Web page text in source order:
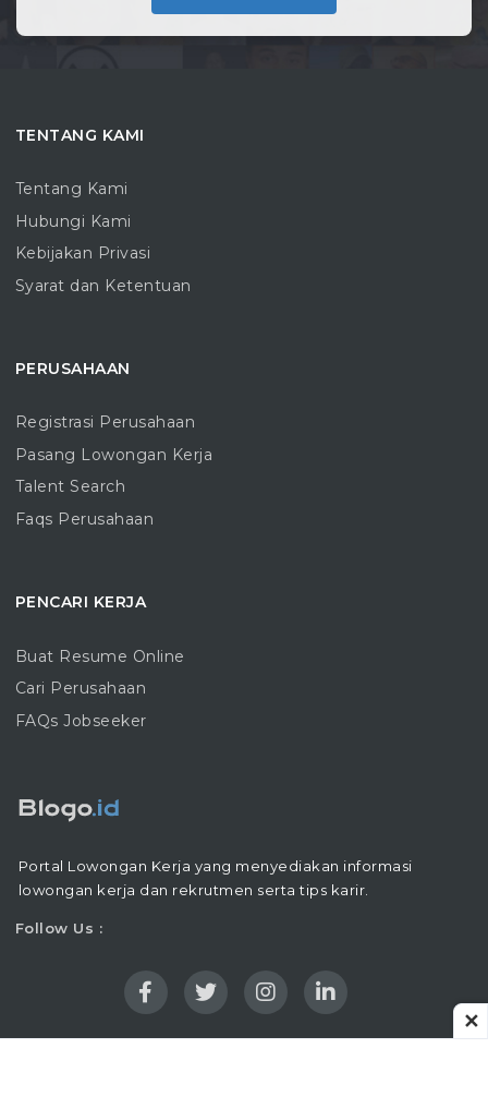
TENTANG KAMI
Tentang Kami
Hubungi Kami
Kebijakan Privasi
Syarat dan Ketentuan
PERUSAHAAN
Registrasi Perusahaan
Pasang Lowongan Kerja
Talent Search
Faqs Perusahaan
PENCARI KERJA
Buat Resume Online
Cari Perusahaan
FAQs Jobseeker
Portal Lowongan Kerja yang menyediakan informasi
lowongan kerja dan rekrutmen serta tips karir.
Follow Us :
✕